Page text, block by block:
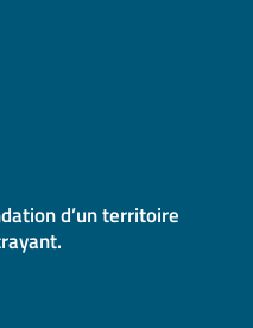
d’un territoire